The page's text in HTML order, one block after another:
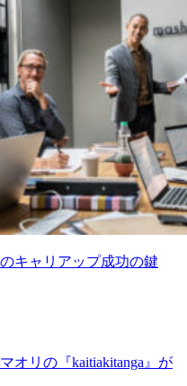
キャリアップ成功の鍵
オリの『kaitiakitanga』が